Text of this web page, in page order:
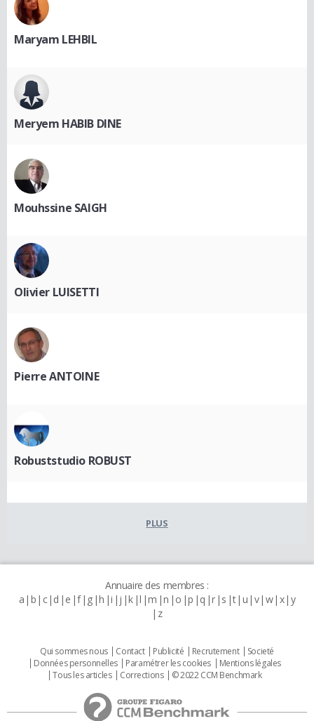
Maryam LEHBIL
Meryem HABIB DINE
Mouhssine SAIGH
Olivier LUISETTI
Pierre ANTOINE
Robuststudio ROBUST
PLUS
Annuaire des membres :
a b c d e f g h i j k l m n o p q r s t u v w x y
z
Qui sommes nous Contact Publicité Recrutement
Societé
Données personnelles
Paramétrer les cookies
Mentions légales
Tous les articles
Corrections © 2022 CCM Benchmark